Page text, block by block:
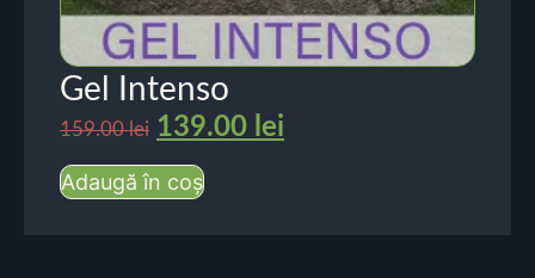
Gel Intenso
159.00lei 139.00 lei
Adaugă în coș